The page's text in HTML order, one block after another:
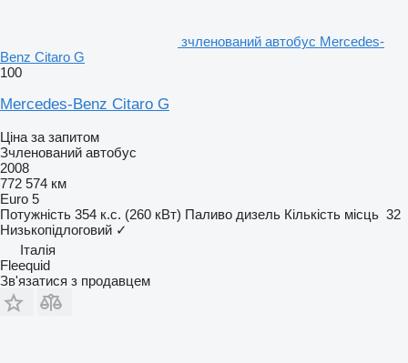
зчленований автобус Mercedes-
Benz Citaro G
100
Mercedes-Benz Citaro G
Ціна за запитом
Зчленований автобус
2008
772 574 км
Euro 5
Потужність 354 к.с. (260 кВт) Паливо дизель Кількість місць 32
Низькопідлоговий ✓
Італія
Fleequid
Зв'язатися з продавцем